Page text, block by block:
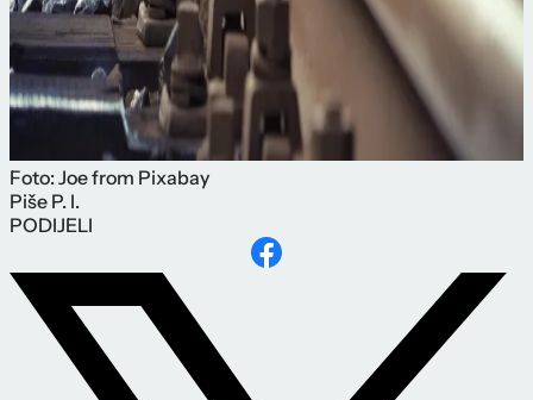
Foto: Joe from Pixabay
Piše P. I.
PODIJELI